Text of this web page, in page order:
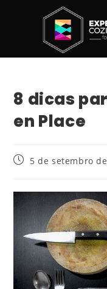
8 dicas
en Place
5 de setembro